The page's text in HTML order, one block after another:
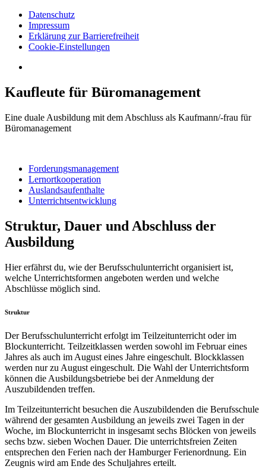
Datenschutz
Impressum
Erklärung zur Barrierefreiheit
Cookie-Einstellungen
Kaufleute für Büromanagement
Eine duale Ausbildung mit dem Abschluss als Kaufmann/-frau für
Büromanagement
Forderungsmanagement
Lernortkooperation
Auslandsaufenthalte
Unterrichtsentwicklung
Struktur, Dauer und Abschluss der
Ausbildung
Hier erfährst du, wie der Berufsschulunterricht organisiert ist,
welche Unterrichtsformen angeboten werden und welche
Abschlüsse möglich sind.
Struktur
Der Berufsschulunterricht erfolgt im Teilzeitunterricht oder im
Blockunterricht. Teilzeitklassen werden sowohl im Februar eines
Jahres als auch im August eines Jahre eingeschult. Blockklassen
werden nur zu August eingeschult. Die Wahl der Unterrichtsform
können die Ausbildungsbetriebe bei der Anmeldung der
Auszubildenden treffen.
Im Teilzeitunterricht besuchen die Auszubildenden die Berufsschule
während der gesamten Ausbildung an jeweils zwei Tagen in der
Woche, im Blockunterricht in insgesamt sechs Blöcken von jeweils
sechs bzw. sieben Wochen Dauer. Die unterrichtsfreien Zeiten
entsprechen den Ferien nach der Hamburger Ferienordnung. Ein
Zeugnis wird am Ende des Schuljahres erteilt.